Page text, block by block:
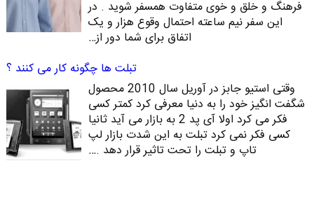
فرهنگ و خلق و خوی متفاوت همسفر شوید . در
این سفر نیم ساعته احتمال وقوع هزار و یک
اتفاق برای شما دور از…
تبلت ها چگونه کار می کنند ؟
وقتی استیو جابز در آوریل سال 2010 محصول
شگفت انگیز خود را به دنیا معرفی کرد کمتر کسی
فکر می کرد اولا آی پد 2 به بازار می آید ثانیا
کسی فکر نمی کرد تبلت به این شدت بازار لپ
تاپ و تبلت را تحت تاثیر قرار دهد .…